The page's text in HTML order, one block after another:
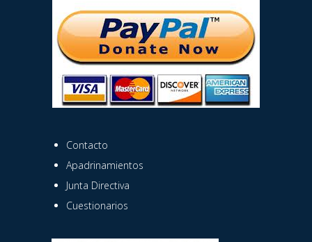
Contacto
Apadrinamientos
Junta Directiva
Cuestionarios